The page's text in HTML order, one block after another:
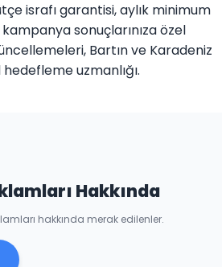
israfı garantisi, aylık minimum
sonuçlarınıza özel
Bartın ve Karadeniz
uzmanlığı.
Hakkında
hakkında merak edilenler.